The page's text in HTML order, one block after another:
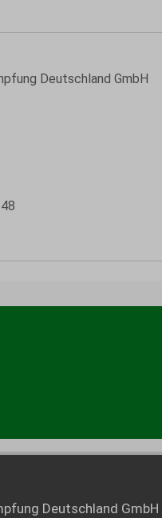
Deutschland GmbH
Deutschland GmbH